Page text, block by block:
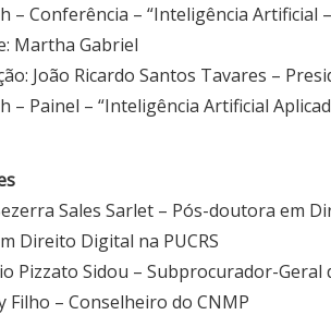
– Conferência – “Inteligência Artificial
Martha Gabriel
João Ricardo Santos Tavares –
– Painel – “Inteligência Artificial
Sales Sarlet – Pós-doutora em
Direito Digital na PUCRS
Pizzato Sidou – Subprocurador-Geral
Filho – Conselheiro do CNMP